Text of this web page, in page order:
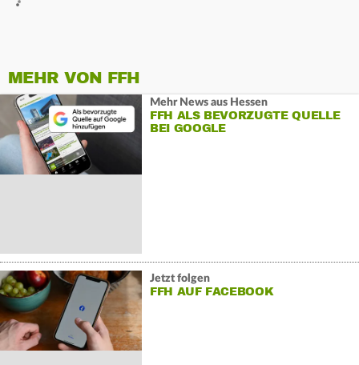
MEHR VON FFH
Mehr News aus Hessen
FFH ALS BEVORZUGTE QUELLE
BEI GOOGLE
Jetzt folgen
FFH AUF FACEBOOK